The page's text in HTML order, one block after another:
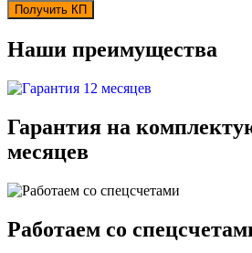
Получить КП
Наши преимущества
Гарантия на
месяцев
Работаем со